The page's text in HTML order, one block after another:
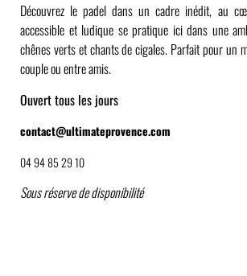
Découvrez le padel dans un cadre inédit, au
accessible et ludique se pratique ici dans une
chênes verts et chants de cigales. Parfait pour un
couple ou entre amis.
Ouvert tous les jours
contact@ultimateprovence.com
04 94 85 29 10
Sous réserve de disponibilité